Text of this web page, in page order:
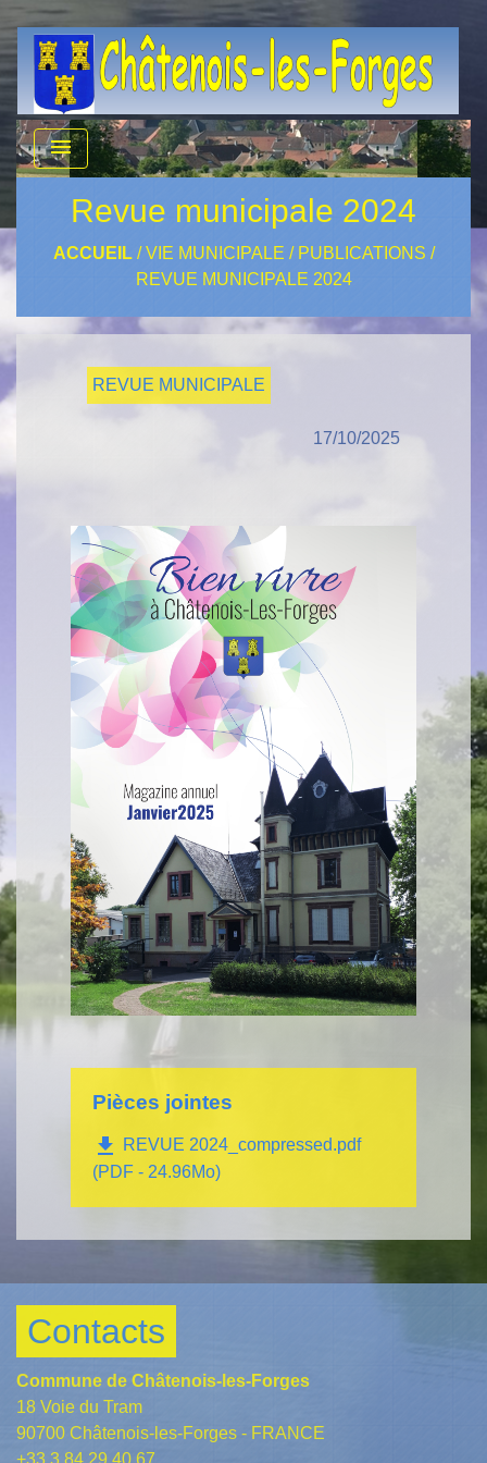
menu
Revue municipale 2024
ACCUEIL/VIE MUNICIPALE / PUBLICATIONS /
REVUE MUNICIPALE 2024
REVUE MUNICIPALE
17/10/2025
Pièces jointes
file_download
REVUE 2024_compressed.pdf
(PDF - 24.96Mo)
Contacts
Commune de Châtenois-les-Forges
18 Voie du Tram
90700 Châtenois-les-Forges - FRANCE
+33 3 84 29 40 67